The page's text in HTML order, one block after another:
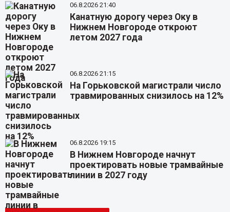
06.8.2026 21:40
Канатную дорогу через Оку в
Нижнем Новгороде откроют
летом 2027 года
06.8.2026 21:15
На Горьковской магистрали число
травмированных снизилось на 12%
06.8.2026 19:15
В Нижнем Новгороде начнут
проектировать новые трамвайные
линии в 2027 году